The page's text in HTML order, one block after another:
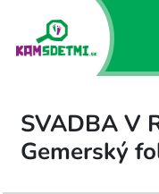
SVADBA V
Gemerský